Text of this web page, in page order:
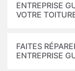
ENTREPRISE
VOTRE
FAITES
ENTREPRISE